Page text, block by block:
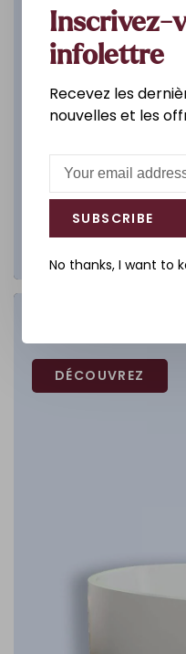
DÉCOUVREZ
Inscrivez-
infolettre
Recevez les
nouvelles et les
SUBSCRIBE
No thanks, I want to